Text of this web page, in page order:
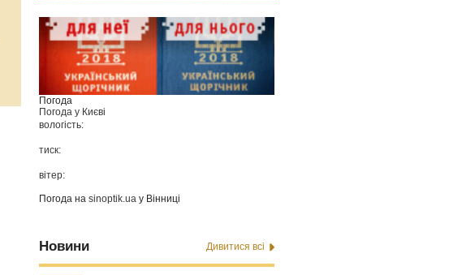
Погода
Погода у Києві
вологість:
тиск:
вітер:
Погода наsinoptik.ua у Вінниці
Новини Дивитися всі